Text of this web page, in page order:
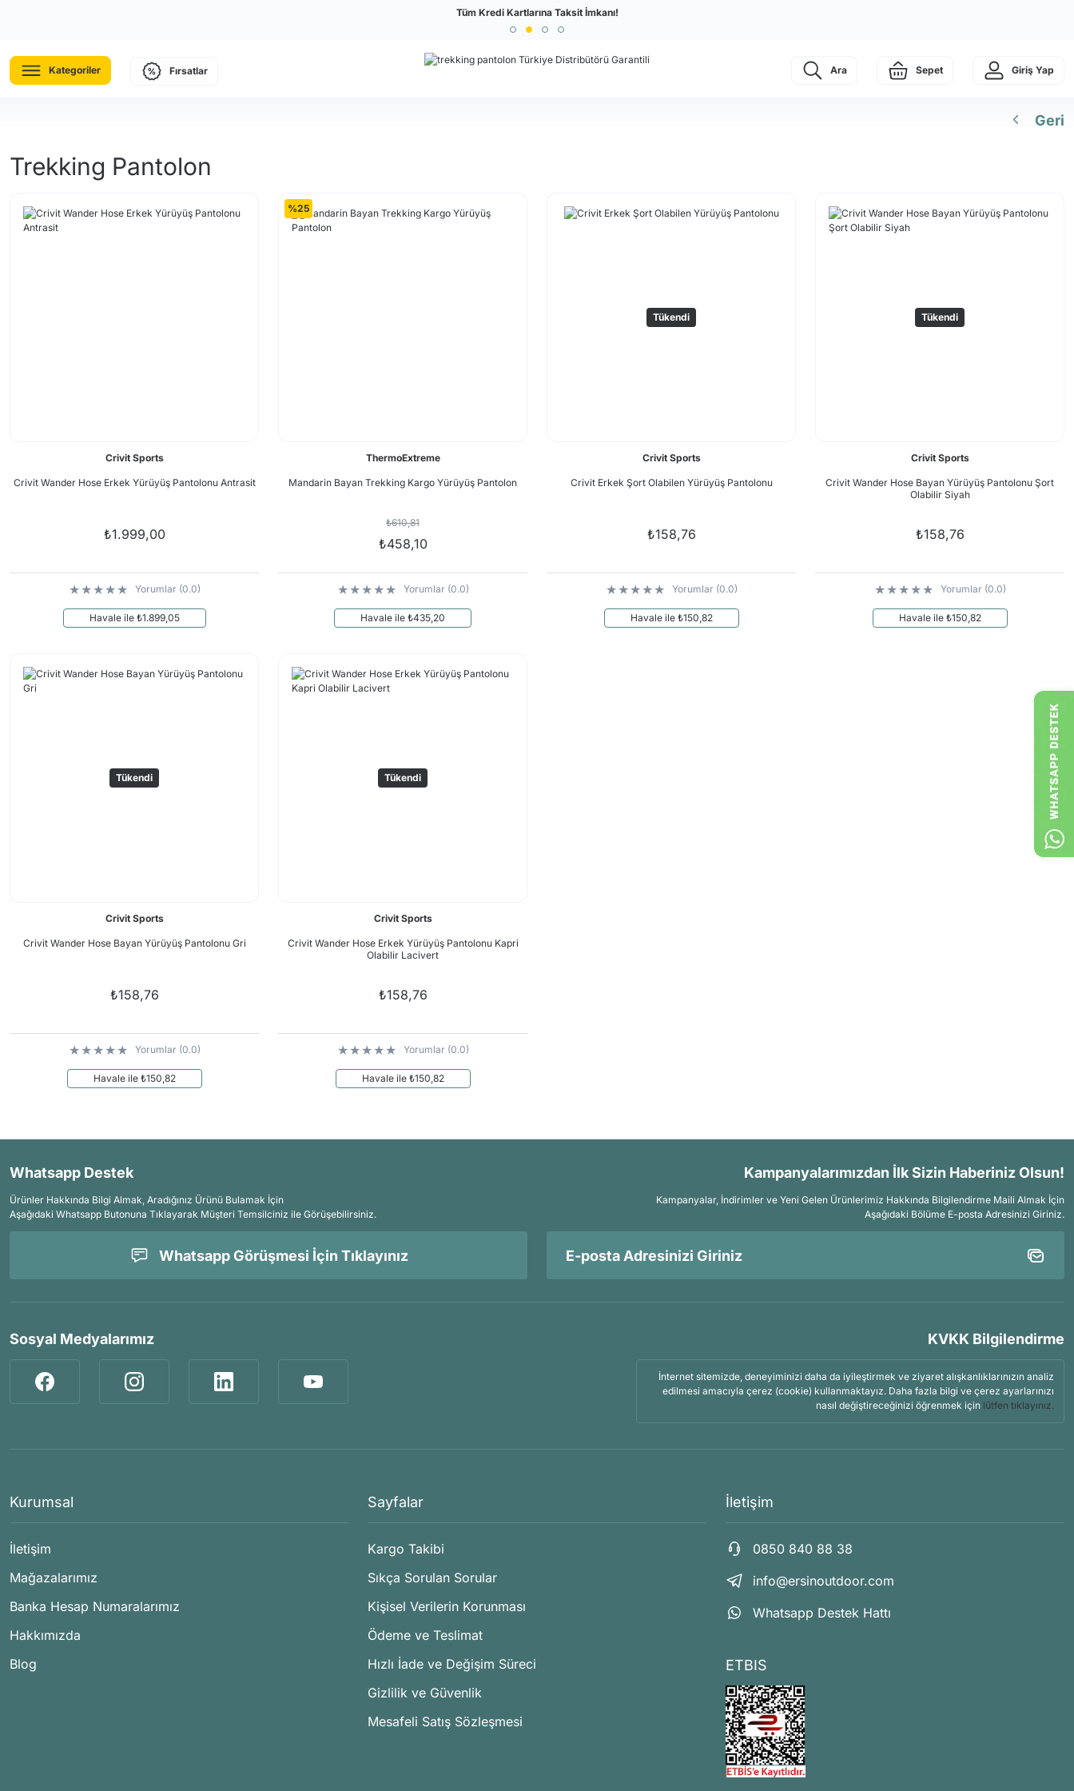
Türkiye'nin En Büyük Outdoor Sitesi
Tüm Kredi Kartlarına Taksit İmkanı!
Kategoriler Fırsatlar Ara Sepet Giriş Yap
Geri
Trekking Pantolon
Crivit Sports
Crivit Wander Hose Erkek Yürüyüş Pantolonu Antrasit
₺1.999,00
Yorumlar (0.0)
Havale ile ₺1.899,05
%25
ThermoExtreme
Mandarin Bayan Trekking Kargo Yürüyüş Pantolon
₺610,81
₺458,10
Yorumlar (0.0)
Havale ile ₺435,20
Tükendi
Crivit Sports
Crivit Erkek Şort Olabilen Yürüyüş Pantolonu
₺158,76
Yorumlar (0.0)
Havale ile ₺150,82
Tükendi
Crivit Sports
Crivit Wander Hose Bayan Yürüyüş Pantolonu Şort
Olabilir Siyah
₺158,76
Yorumlar (0.0)
Havale ile ₺150,82
Tükendi
Crivit Sports
Crivit Wander Hose Bayan Yürüyüş Pantolonu Gri
₺158,76
Yorumlar (0.0)
Havale ile ₺150,82
Tükendi
Crivit Sports
Crivit Wander Hose Erkek Yürüyüş Pantolonu Kapri
Olabilir Lacivert
₺158,76
Yorumlar (0.0)
Havale ile ₺150,82
Whatsapp Destek
Ürünler Hakkında Bilgi Almak, Aradığınız Ürünü Bulamak İçin
Aşağıdaki Whatsapp Butonuna Tıklayarak Müşteri Temsilciniz ile Görüşebilirsiniz.
Whatsapp Görüşmesi İçin Tıklayınız
Kampanyalarımızdan İlk Sizin Haberiniz Olsun!
Kampanyalar, İndirimler ve Yeni Gelen Ürünlerimiz Hakkında Bilgilendirme Maili Almak İçin
Aşağıdaki Bölüme E-posta Adresinizi Giriniz.
Sosyal Medyalarımız KVKK Bilgilendirme
İnternet sitemizde, deneyiminizi daha da iyileştirmek ve ziyaret alışkanlıklarınızın analiz
edilmesi amacıyla çerez (cookie) kullanmaktayız. Daha fazla bilgi ve çerez ayarlarınızı
nasıl değiştireceğinizi öğrenmek için lütfen tıklayınız.
Kurumsal
İletişim
Mağazalarımız
Banka Hesap Numaralarımız
Hakkımızda
Blog
Sayfalar
Kargo Takibi
Sıkça Sorulan Sorular
Kişisel Verilerin Korunması
Ödeme ve Teslimat
Hızlı İade ve Değişim Süreci
Gizlilik ve Güvenlik
Mesafeli Satış Sözleşmesi
İletişim
0850 840 88 38
info@ersinoutdoor.com
Whatsapp Destek Hattı
ETBIS